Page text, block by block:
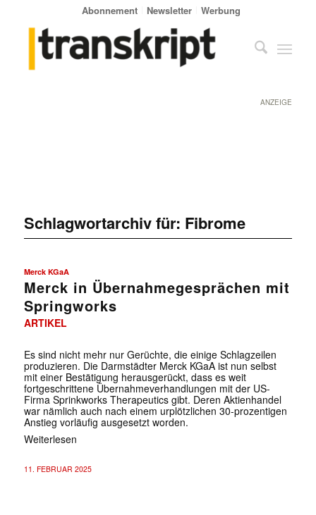
Abonnement Newsletter Werbung
ANZEIGE
Schlagwortarchiv für: Fibrome
Merck KGaA
Merck in Übernahmegesprächen mit
Springworks
ARTIKEL
Es sind nicht mehr nur Gerüchte, die einige Schlagzeilen
produzieren. Die Darmstädter Merck KGaA ist nun selbst
mit einer Bestätigung herausgerückt, dass es weit
fortgeschrittene Übernahmeverhandlungen mit der US-
Firma Sprinkworks Therapeutics gibt. Deren Aktienhandel
war nämlich auch nach einem urplötzlichen 30-prozentigen
Anstieg vorläufig ausgesetzt worden.
Weiterlesen
11. FEBRUAR 2025